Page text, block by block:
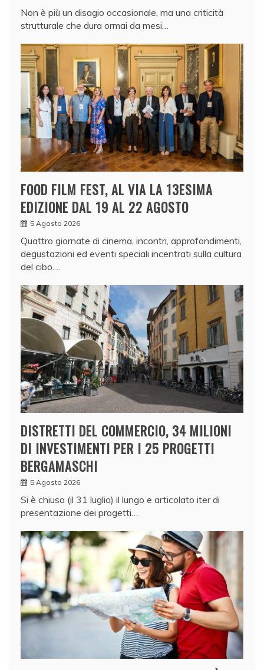
Non è più un disagio occasionale, ma una criticità
strutturale che dura ormai da mesi…
FOOD FILM FEST, AL VIA LA 13ESIMA
EDIZIONE DAL 19 AL 22 AGOSTO
5 Agosto 2026
Quattro giornate di cinema, incontri, approfondimenti,
degustazioni ed eventi speciali incentrati sulla cultura
del cibo.…
DISTRETTI DEL COMMERCIO, 34 MILIONI
DI INVESTIMENTI PER I 25 PROGETTI
BERGAMASCHI
5 Agosto 2026
Si è chiuso (il 31 luglio) il lungo e articolato iter di
presentazione dei progetti…